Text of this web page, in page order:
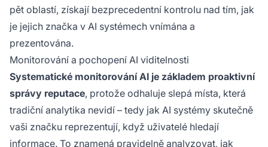
pět oblastí, získají bezprecedentní kontrolu nad tím, jak
je jejich značka v AI systémech vnímána a
prezentována.
Monitorování a pochopení AI viditelnosti
Systematické monitorování AI je základem proaktivní
správy reputace, protože odhaluje slepá místa, která
tradiční analytika nevidí – tedy jak AI systémy skutečně
vaši značku reprezentují, když uživatelé hledají
informace. To znamená pravidelně analyzovat, jak